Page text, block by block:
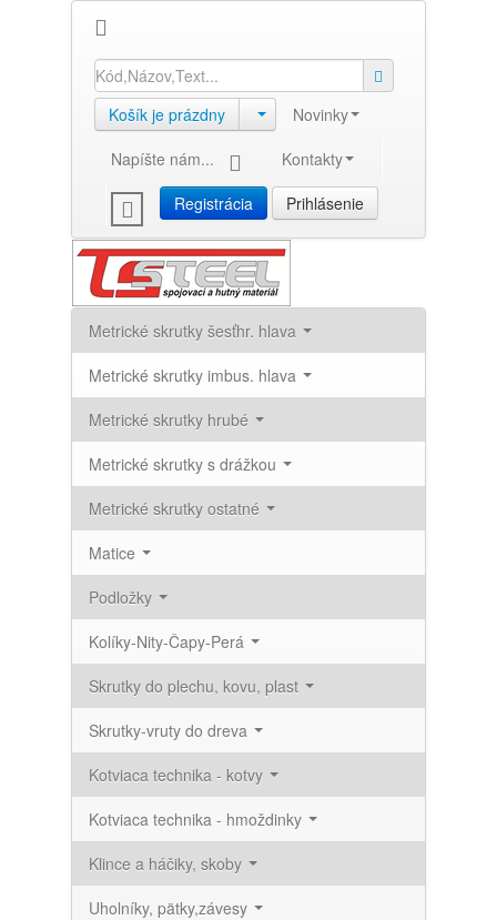
Košík je prázdny
Novinky
Napíšte nám...
Kontakty
Registrácia
Prihlásenie
Metrické skrutky šesťhr. hlava
Metrické skrutky imbus. hlava
Metrické skrutky hrubé
Metrické skrutky s drážkou
Metrické skrutky ostatné
Matice
Podložky
Kolíky-Nity-Čapy-Perá
Skrutky do plechu, kovu, plast
Skrutky-vruty do dreva
Kotviaca technika - kotvy
Kotviaca technika - hmoždinky
Klince a háčiky, skoby
Uholníky, pätky,závesy